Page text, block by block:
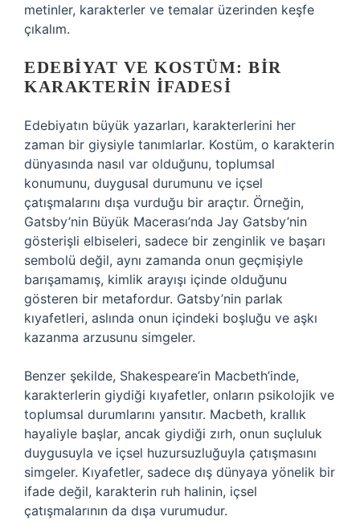
metinler, karakterler ve temalar üzerinden keşfe
çıkalım.
EDEBIYAT VE KOSTÜM: BIR
KARAKTERIN İFADESI
Edebiyatın büyük yazarları, karakterlerini her
zaman bir giysiyle tanımlarlar. Kostüm, o karakterin
dünyasında nasıl var olduğunu, toplumsal
konumunu, duygusal durumunu ve içsel
çatışmalarını dışa vurduğu bir araçtır. Örneğin,
Gatsby’nin Büyük Macerası’nda Jay Gatsby’nin
gösterişli elbiseleri, sadece bir zenginlik ve başarı
sembolü değil, aynı zamanda onun geçmişiyle
barışamamış, kimlik arayışı içinde olduğunu
gösteren bir metafordur. Gatsby’nin parlak
kıyafetleri, aslında onun içindeki boşluğu ve aşkı
kazanma arzusunu simgeler.
Benzer şekilde, Shakespeare’in Macbeth’inde,
karakterlerin giydiği kıyafetler, onların psikolojik ve
toplumsal durumlarını yansıtır. Macbeth, krallık
hayaliyle başlar, ancak giydiği zırh, onun suçluluk
duygusuyla ve içsel huzursuzluğuyla çatışmasını
simgeler. Kıyafetler, sadece dış dünyaya yönelik bir
ifade değil, karakterin ruh halinin, içsel
çatışmalarının da dışa vurumudur.